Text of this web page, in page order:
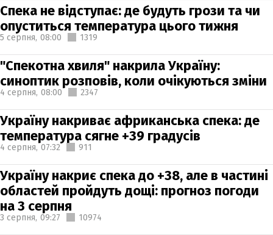
Спека не відступає: де будуть грози та чи
опуститься температура цього тижня
5 серпня, 08:00 1319
"Спекотна хвиля" накрила Україну:
синоптик розповів, коли очікуються зміни
4 серпня, 08:00 2347
Україну накриває африканська спека: де
температура сягне +39 градусів
4 серпня, 07:32 911
Україну накриє спека до +38, але в частині
областей пройдуть дощі: прогноз погоди
на 3 серпня
3 серпня, 09:27 10974